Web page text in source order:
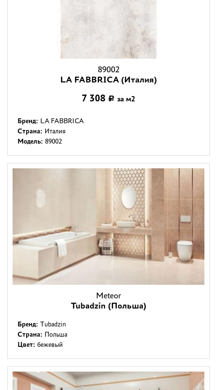
89002
LA FABBRICA (Италия)
7 308 Р за м2
Бренд: LA FABBRICA
Страна: Италия
Модель: 89002
Meteor
Tubadzin (Польша)
Бренд: Tubadzin
Страна: Польша
Цвет: бежевый